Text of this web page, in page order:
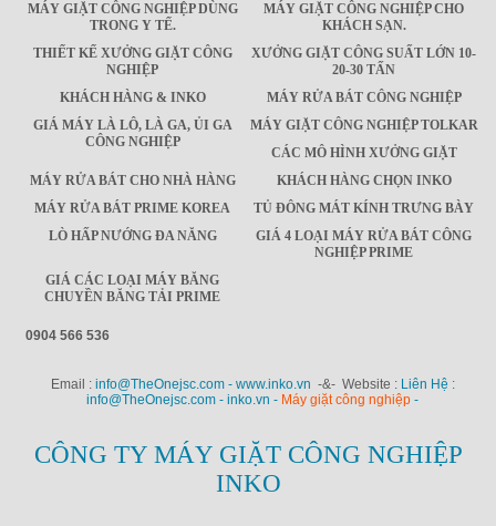
MÁY GIẶT CÔNG NGHIỆP DÙNG
TRONG Y TẾ.
MÁY GIẶT CÔNG NGHIỆP CHO
KHÁCH SẠN.
THIẾT KẾ XƯỞNG GIẶT CÔNG
NGHIỆP
XƯỞNG GIẶT CÔNG SUẤT LỚN 10-
20-30 TẤN
KHÁCH HÀNG & INKO
MÁY RỬA BÁT CÔNG NGHIỆP
GIÁ MÁY LÀ LÔ, LÀ GA, ỦI GA
CÔNG NGHIỆP
MÁY GIẶT CÔNG NGHIỆP TOLKAR
CÁC MÔ HÌNH XƯỞNG GIẶT
MÁY RỬA BÁT CHO NHÀ HÀNG
KHÁCH HÀNG CHỌN INKO
MÁY RỬA BÁT PRIME KOREA
TỦ ĐÔNG MÁT KÍNH TRƯNG BÀY
LÒ HẤP NƯỚNG ĐA NĂNG
GIÁ 4 LOẠI MÁY RỬA BÁT CÔNG
NGHIỆP PRIME
GIÁ CÁC LOẠI MÁY BĂNG
CHUYỀN BĂNG TẢI PRIME
0904 566 536
Email : info@TheOnejsc.com - www.inko.vn -&- Website : Liên Hệ :
info@TheOnejsc.com - inko.vn - Máy giặt công nghiệp -
CÔNG TY MÁY GIẶT CÔNG NGHIỆP
INKO